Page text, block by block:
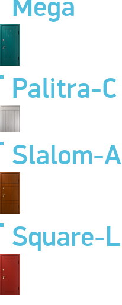
Mega
Palitra-C
Slalom-A
Square-L